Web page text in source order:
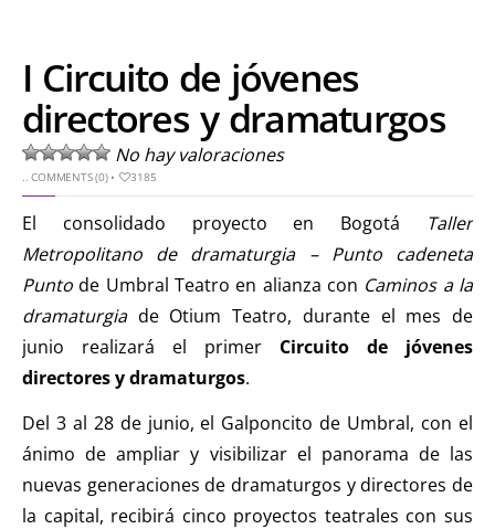
I Circuito de jóvenes
directores y dramaturgos
No hay valoraciones
..COMMENTS (0)• 3185
El consolidado proyecto en Bogotá Taller
Metropolitano de dramaturgia – Punto cadeneta
Punto de Umbral Teatro en alianza con Caminos a la
dramaturgiade Otium Teatro, durante el mes de
junio realizará el primer Circuito de jóvenes
directores y dramaturgos.
Del 3 al 28 de junio, el Galponcito de Umbral, con el
ánimo de ampliar y visibilizar el panorama de las
nuevas generaciones de dramaturgos y directores de
la capital, recibirá cinco proyectos teatrales con sus